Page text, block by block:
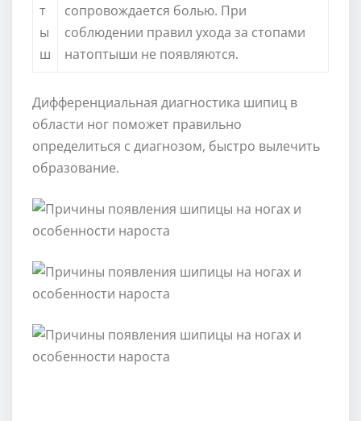
т
ы
ш
сопровождается болью. При
соблюдении правил ухода за стопами
натоптыши не появляются.
Дифференциальная диагностика шипиц в
области ног поможет правильно
определиться с диагнозом, быстро вылечить
образование.